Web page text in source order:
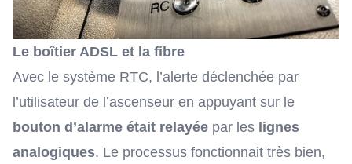
Le boîtier ADSL et la fibre
Avec le système RTC, l’alerte déclenchée par
l’utilisateur de l’ascenseur en appuyant sur le
bouton d’alarme était relayée par les lignes
analogiques. Le processus fonctionnait très bien,